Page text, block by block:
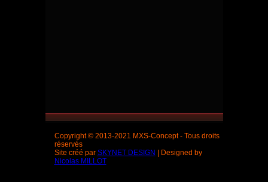
Copyright © 2013-2021 MXS-Concept - Tous droits
réservés
Site créé par SKYNET DESIGN
| Designed by
Nicolas MILLOT